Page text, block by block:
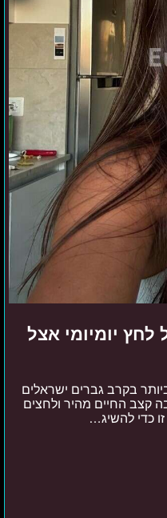
לחץ יומיומי אצל
בקרב גברים ישראלים
קצב החיים מהיר ולחצים
כדי להשיג…